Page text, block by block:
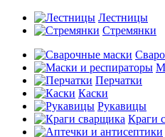
Лестницы
Стремянки
Перчатки
Каски
Рукавицы
Краги